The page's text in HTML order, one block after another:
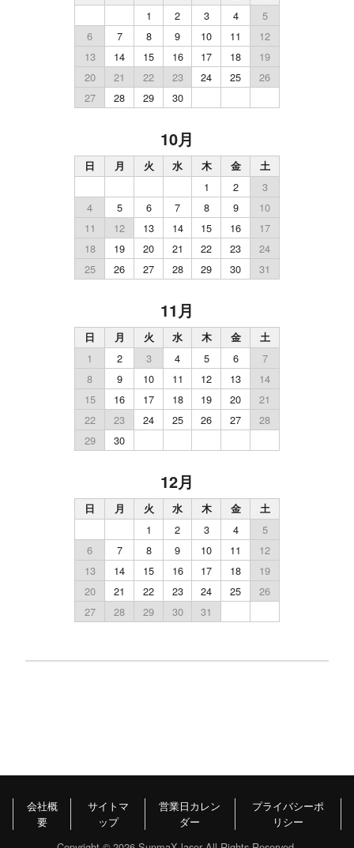
1 2 3 4
5
6
7 8 9 10 11
12
13
14 15 16 17 18
19
20
21 22 23 24 25
26
27
28 29 30
10月
日 月 火 水 木 金 土
1 2
3
4
5 6 7 8 9
10
11
12 13 14 15 16
17
18
19 20 21 22 23
24
25
26 27 28 29 30 31
11月
日 月 火 水 木 金 土
1 2 3 4 5 6
7
8
9 10 11 12 13
14
15
16 17 18 19 20
21
22
23 24 25 26 27
28
29
30
12月
日 月 火 水 木 金 土
1 2 3 4
5
6
7 8 9 10 11
12
13
14 15 16 17 18
19
20
21 22 23 24 25
26
27
28 29 30 31
会社概
要
サイトマ
ップ
営業日カレン
ダー
プライバシーポ
リシー